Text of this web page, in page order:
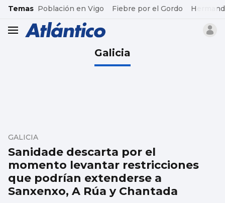
common.go-to-content
Temas Población en Vigo Fiebre por el Gordo
header.menu.open
Galicia
Sanidade descarta por el
momento levantar restricciones
que podrían extenderse a
Sanxenxo, A Rúa y Chantada
GALICIA